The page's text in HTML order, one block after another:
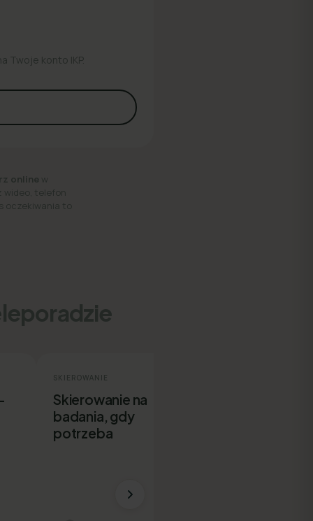
Twoje konto IKP.
online w
wideo, telefon
oczekiwania to
SKIEROWANIE
Skierowanie na
badania, gdy
potrzeba